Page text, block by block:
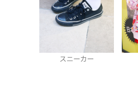
スニーカー